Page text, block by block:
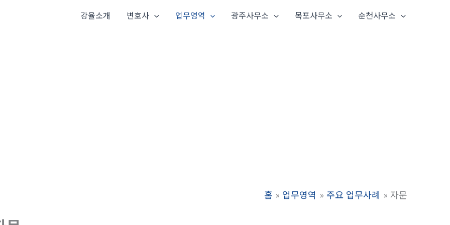
강율소개 변호사 업무영역 광주사무소 목포사무소 순천사무소
홈 업무영역 주요 업무사례 자문